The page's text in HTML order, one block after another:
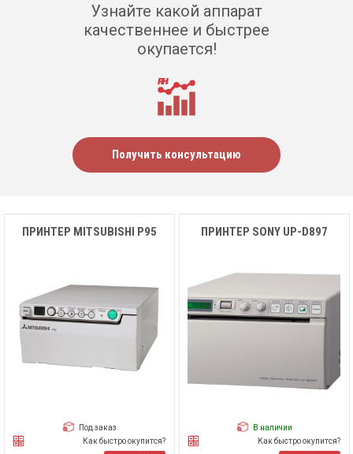
Узнайте какой аппарат
качественнее и быстрее
окупается!
Получить консультацию
ПРИНТЕР MITSUBISHI P95
Под заказ
Как быстро окупится?
ПРИНТЕР SONY UP-D897
В наличии
Как быстро окупится?